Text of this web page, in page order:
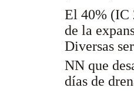
El 40% (IC
de la
Diversas
NN que
días de